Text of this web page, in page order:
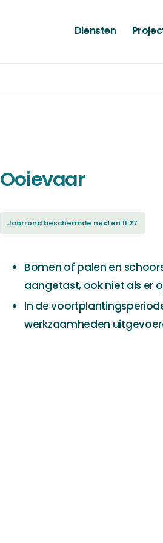
Diensten
Ooievaar
Jaarrond beschermde nesten 11.27
Bomen of palen en
aangetast, ook niet als er
In de
werkzaamheden